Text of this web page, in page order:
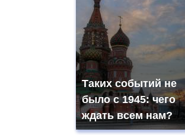
Таких событий не
было с 1945: чего
ждать всем нам?